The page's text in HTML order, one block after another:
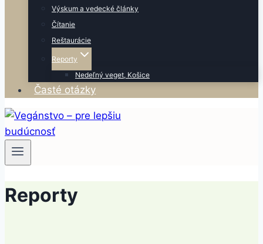
Výskum a vedecké články
Čítanie
Reštaurácie
Reporty
Nedeľný veget, Košice
Časté otázky
Reporty